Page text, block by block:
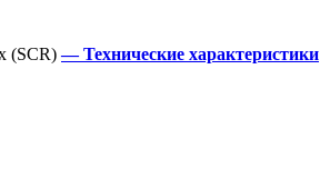
(SCR)— Технические характеристики